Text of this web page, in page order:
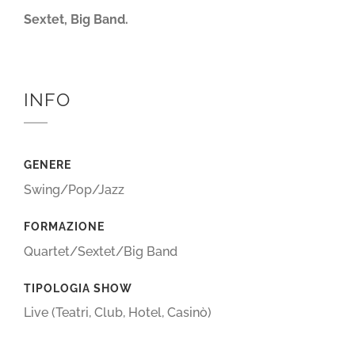
Sextet, Big Band.
INFO
GENERE
Swing/Pop/Jazz
FORMAZIONE
Quartet/Sextet/Big Band
TIPOLOGIA SHOW
Live (Teatri, Club, Hotel, Casinò)